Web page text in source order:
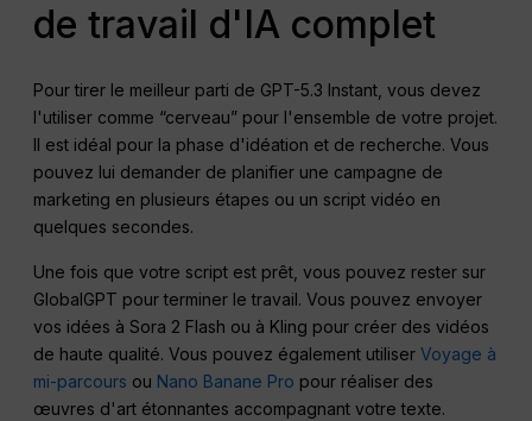
de travail d'IA complet
Pour tirer le meilleur parti de GPT-5.3 Instant, vous devez
l'utiliser comme “cerveau” pour l'ensemble de votre projet.
Il est idéal pour la phase d'idéation et de recherche. Vous
pouvez lui demander de planifier une campagne de
marketing en plusieurs étapes ou un script vidéo en
quelques secondes.
Une fois que votre script est prêt, vous pouvez rester sur
GlobalGPT pour terminer le travail. Vous pouvez envoyer
vos idées à Sora 2 Flash ou à Kling pour créer des vidéos
de haute qualité. Vous pouvez également utiliserVoyage à
mi-parcours ou Nano Banane Pro pour réaliser des
œuvres d'art étonnantes accompagnant votre texte.